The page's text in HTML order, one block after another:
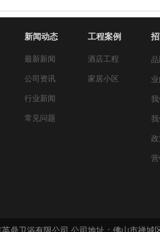
新闻动态
最新新闻
公司资讯
行业新闻
常见问题
工程案例
酒店工程
家居小区